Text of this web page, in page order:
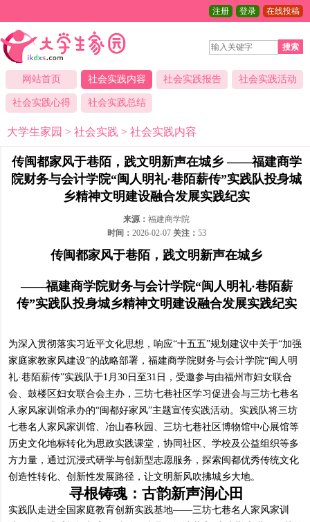
注册 登录 在线投稿
搜索
网站首页 社会实践内容 社会实践报告 社会实践活动
社会实践心得 社会实践总结
大学生家园 > 社会实践 > 社会实践内容
传闽都家风于巷陌，践文明新声在城乡 ——福建商学
院财务与会计学院“闽人明礼·巷陌薪传”实践队投身城
乡精神文明建设融合发展实践纪实
来源： 福建商学院
时间： 2026-02-07 关注： 53
传闽都家风于巷陌，践文明新声在城乡
——福建商学院财务与会计学院“闽人明礼·巷陌薪
传”实践队投身城乡精神文明建设融合发展实践纪实
为深入贯彻落实习近平文化思想，响应“十五五”规划建议中关于“加强
家庭家教家风建设”的战略部署，福建商学院财务与会计学院“闽人明
礼·巷陌薪传”实践队于1月30日至31日，受邀参与由福州市妇女联合
会、鼓楼区妇女联合会主办，三坊七巷社区学习促进会与三坊七巷名
人家风家训馆承办的“闽都好家风”主题宣传实践活动。实践队将三坊
七巷名人家风家训馆、冶山春秋园、三坊七巷社区博物馆中心展馆等
历史文化地标转化为思政实践课堂，协同社区、学校及公益组织等多
方力量，通过沉浸式研学与创新型志愿服务，探索闽都优秀传统文化
创造性转化、创新性发展路径，让文明新风吹拂城乡大地。
寻根铸魂：古韵新声润心田
实践队走进全国家庭教育创新实践基地——三坊七巷名人家风家训